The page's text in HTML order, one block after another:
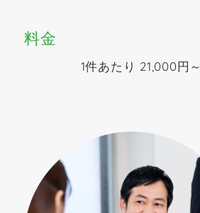
料金
1件あたり 21,000円